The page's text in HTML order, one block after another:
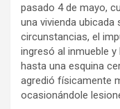
pasado 4 de mayo,
una vivienda ubicada
circunstancias, el
ingresó al inmueble
hasta una esquina
agredió físicamente
ocasionándole